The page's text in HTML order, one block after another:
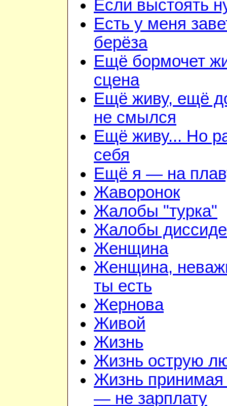
Если выстоять
Есть у меня
берёза
Ещё бормочет
сцена
Ещё живу, ещё
не смылся
Ещё живу... Но
себя
Ещё я — на
Жаворонок
Жалобы "турка"
Жалобы
Женщина
Женщина,
ты есть
Жернова
Живой
Жизнь
Жизнь острую
Жизнь принимая
— не зарплату